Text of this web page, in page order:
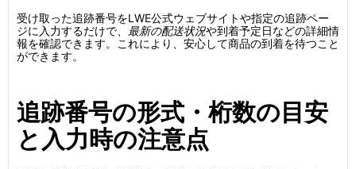
受け取った追跡番号をLWE公式ウェブサイトや指定の追跡ペー
ジに入力するだけで、 最新の配送状況や到着予定日などの詳細情
報を確認できます。これにより、安心して商品の到着を待つこと
ができます。
追跡番号の形式・桁数の目安
と入力時の注意点